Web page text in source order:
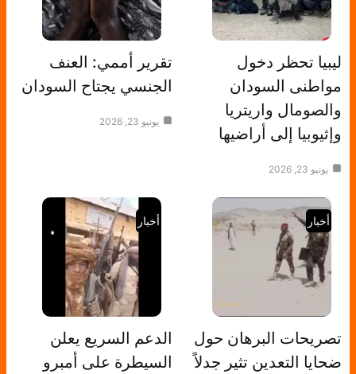
ليبيا تحظر دخول
مواطنى السودان
والصومال واريتريا
وإثيوبيا إلى أراضيها
يونيو 23, 2026
تقرير أممي: العنف
الجنسي يجتاح السودان
يونيو 23, 2026
أخبار
تصريحات البرهان حول
ضحايا التعدين تثير جدلاً
أخبار
الدعم السريع يعلن
السيطرة على أمبرو